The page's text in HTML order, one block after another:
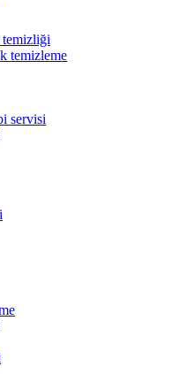
temizliği
temizleme
servisi